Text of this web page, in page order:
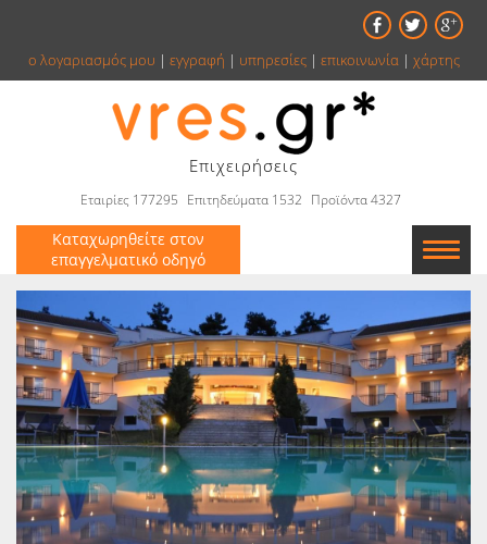
ο λογαριασμός μου | εγγραφή | υπηρεσίες| επικοινωνία| χάρτης
Επιχειρήσεις
Εταιρίες 177295 Επιτηδεύματα 1532 Προϊόντα 4327
Καταχωρηθείτε στον
επαγγελματικό οδηγό
Εταιρείες
Κατάλογος
Αγγελίες
Βιβλία
Ειδήσεις